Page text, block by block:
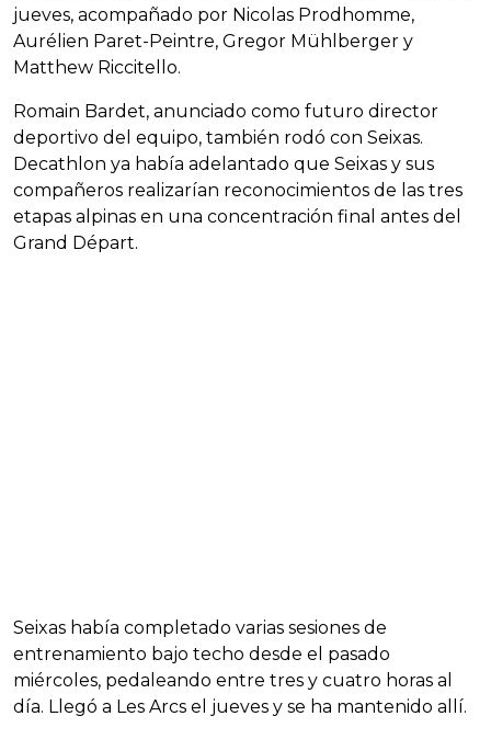
jueves, acompañado por Nicolas Prodhomme,
Aurélien Paret-Peintre, Gregor Mühlberger y
Matthew Riccitello.
Romain Bardet, anunciado como futuro director
deportivo del equipo, también rodó con Seixas.
Decathlon ya había adelantado que Seixas y sus
compañeros realizarían reconocimientos de las tres
etapas alpinas en una concentración final antes del
Grand Départ.
Seixas había completado varias sesiones de
entrenamiento bajo techo desde el pasado
miércoles, pedaleando entre tres y cuatro horas al
día. Llegó a Les Arcs el jueves y se ha mantenido allí.